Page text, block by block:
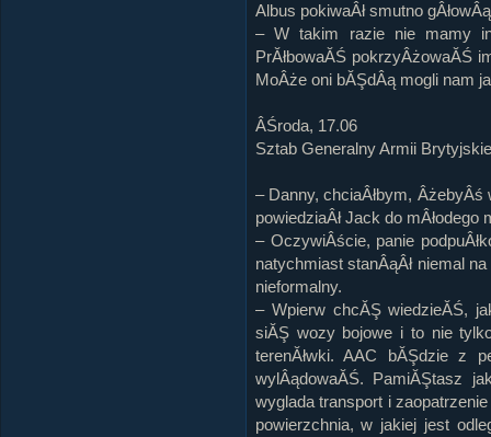
Albus pokiwaÂł smutno
– W takim razie nie mamy
PrĂłbowaĂŚ pokrzyÂżowaĂŚ
MoÂże oni bĂŞdÂą mogli nam
ÂŚroda, 17.06
Sztab Generalny Armii
– Danny, chciaÂłbym,
powiedziaÂł Jack do
– OczywiÂście, panie
natychmiast stanÂąÂł niemal
nieformalny.
– Wpierw chcĂŞ wiedzieĂŚ,
siĂŞ wozy bojowe i to nie
terenĂłwki. AAC bĂŞdzie z
wylÂądowaĂŚ. PamiĂŞtasz
wyglada transport i
powierzchnia, w jakiej jest